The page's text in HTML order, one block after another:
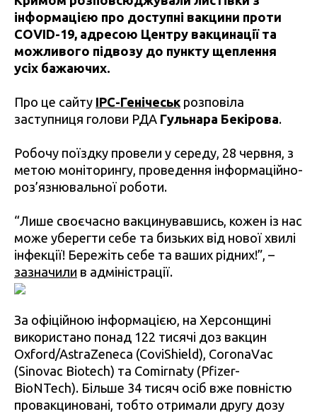
інформацією про доступні вакцини проти
COVID-19, адресою Центру вакцинації та
можливого підвозу до пункту щеплення
усіх бажаючих.
Про це сайту IPC-Генічеськ розповіла
заступниця голови РДА Гульнара Бекірова.
Робочу поїздку провели у середу, 28 червня, з
метою моніторингу, проведення інформаційно-
роз’язнювальної роботи.
“Лише своєчасно вакцинувавшись, кожен із нас
може уберегти себе та бизьких від нової хвилі
інфекції! Бережіть себе та ваших рідних!”, –
зазначили в адміністрації.
За офіційною інформацією, на Херсонщині
використано понад 122 тисячі доз вакцин
Oxford/AstraZeneca (CoviShield), CoronaVac
(Sinovac Biotech) та Comirnaty (Pfizer-
BioNTech). Більше 34 тисяч осіб вже повністю
провакциновані, тобто отримали другу дозу